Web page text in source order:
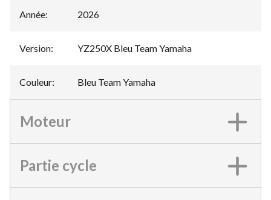
Année: 2026
Version: YZ250X Bleu Team Yamaha
Couleur: Bleu Team Yamaha
Moteur
Partie cycle